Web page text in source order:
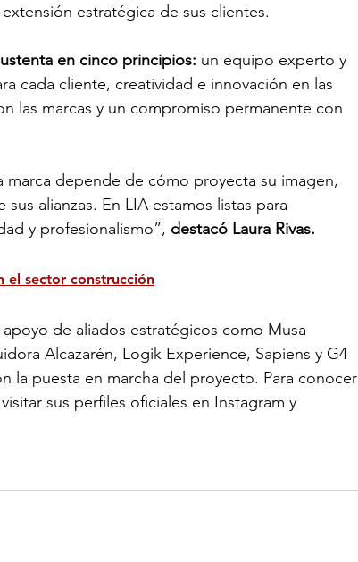
estratégica de sus clientes.
en cinco principios: un equipo experto y
cada cliente, creatividad e innovación en las
las marcas y un compromiso permanente con
depende de cómo proyecta su imagen,
alianzas. En LIA estamos listas para
y profesionalismo”, destacó Laura Rivas.
el sector construcción
de aliados estratégicos como Musa
Alcazarén, Logik Experience, Sapiens y G4
la puesta en marcha del proyecto. Para conocer
sus perfiles oficiales en Instagram y